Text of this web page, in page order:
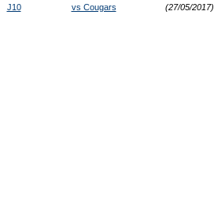
J10
vs Cougars (27/05/2017)